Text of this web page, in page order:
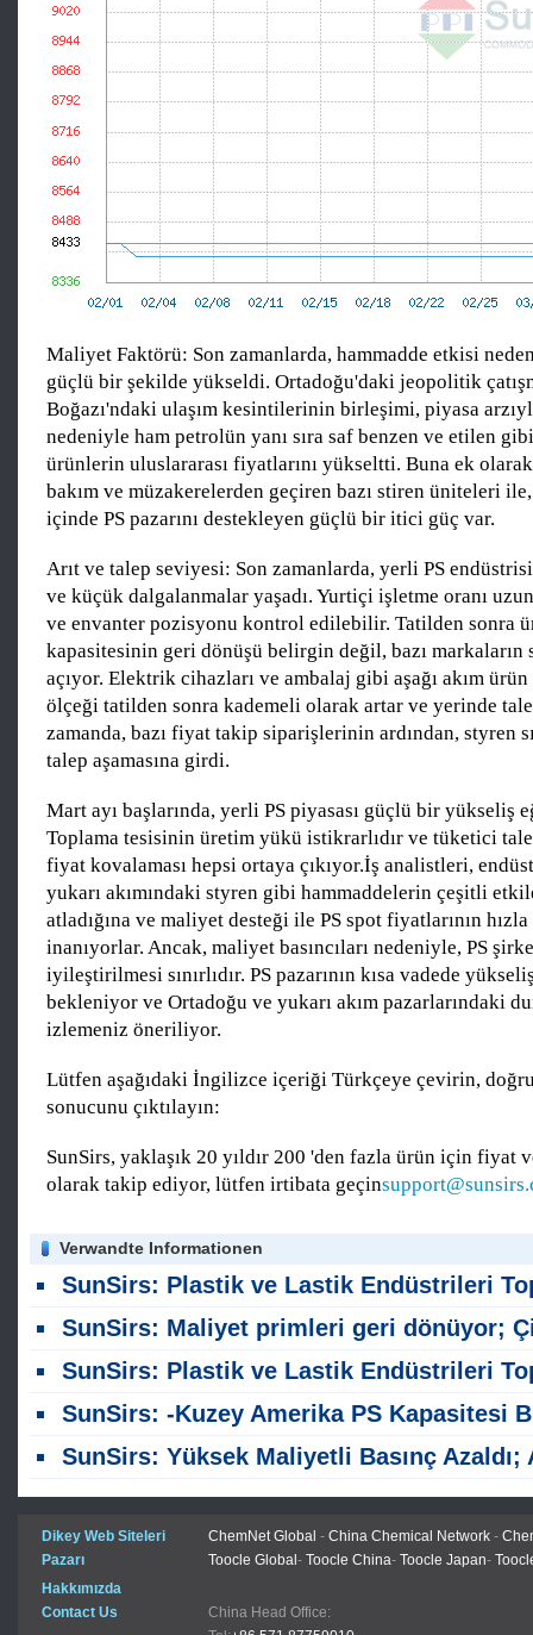
Maliyet Faktörü: Son zamanlarda, hammadde etkisi
güçlü bir şekilde yükseldi. Ortadoğu'daki jeopolitik
Boğazı'ndaki ulaşım kesintilerinin birleşimi, piyasa
nedeniyle ham petrolün yanı sıra saf benzen ve etilen
ürünlerin uluslararası fiyatlarını yükseltti. Buna ek
bakım ve müzakerelerden geçiren bazı stiren üniteleri
içinde PS pazarını destekleyen güçlü bir itici güç var.
Arıt ve talep seviyesi: Son zamanlarda, yerli PS
ve küçük dalgalanmalar yaşadı. Yurtiçi işletme oranı
ve envanter pozisyonu kontrol edilebilir. Tatilden sonra
kapasitesinin geri dönüşü belirgin değil, bazı markaların
açıyor. Elektrik cihazları ve ambalaj gibi aşağı akım
ölçeği tatilden sonra kademeli olarak artar ve yerinde
zamanda, bazı fiyat takip siparişlerinin ardından, styren
talep aşamasına girdi.
Mart ayı başlarında, yerli PS piyasası güçlü bir yükseliş
Toplama tesisinin üretim yükü istikrarlıdır ve tüketici
fiyat kovalaması hepsi ortaya çıkıyor.İş analistleri,
yukarı akımındaki styren gibi hammaddelerin çeşitli
atladığına ve maliyet desteği ile PS spot fiyatlarının
inanıyorlar. Ancak, maliyet basıncıları nedeniyle, PS
iyileştirilmesi sınırlıdır. PS pazarının kısa vadede
bekleniyor ve Ortadoğu ve yukarı akım pazarlarındaki
izlemeniz öneriliyor.
Lütfen aşağıdaki İngilizce içeriği Türkçeye çevirin,
sonucunu çıktılayın:
SunSirs, yaklaşık 20 yıldır 200 'den fazla ürün için fiyat
olarak takip ediyor, lütfen irtibata geçin
Verwandte Informationen
SunSirs: Plastik ve Lastik Endüstrileri Toplu Emtia İstihbaratı (5 Ağustos
SunSirs: Maliyet primleri geri dönüyor; Çin PS fiyatları Temmuz ikinci yarısında
SunSirs: Plastik ve Lastik Endüstrileri Toplu Emtia İstihbaratı (17 Temmuz
SunSirs: -Kuzey Amerika PS Kapasitesi Büzülmesi ve Yerli Sezon Altında Sürükleme: Polistiren Değer Zincirinin Derinlemli Spot Pazar Analizi (25 Haziran
SunSirs: Yüksek Maliyetli Basınç Azaldı; Anahtar Stiren Aşağı Akım Sektörleri için Kârlılık
Dikey Web Siteleri ChemNet Global - China Chemical Network -
Pazarı
Toocle Global- Toocle China- Toocle Japan-
Hakkımızda
Contact Us
China Head Office: